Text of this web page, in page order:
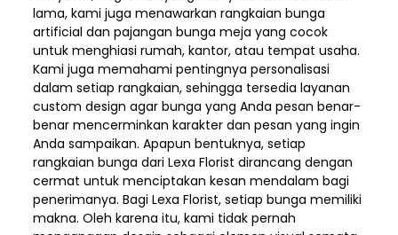
lama, kami juga menawarkan rangkaian bunga
artificial dan pajangan bunga meja yang cocok
untuk menghiasi rumah, kantor, atau tempat usaha.
Kami juga memahami pentingnya personalisasi
dalam setiap rangkaian, sehingga tersedia layanan
custom design agar bunga yang Anda pesan benar-
benar mencerminkan karakter dan pesan yang ingin
Anda sampaikan. Apapun bentuknya, setiap
rangkaian bunga dari Lexa Florist dirancang dengan
cermat untuk menciptakan kesan mendalam bagi
penerimanya. Bagi Lexa Florist, setiap bunga memiliki
makna. Oleh karena itu, kami tidak pernah